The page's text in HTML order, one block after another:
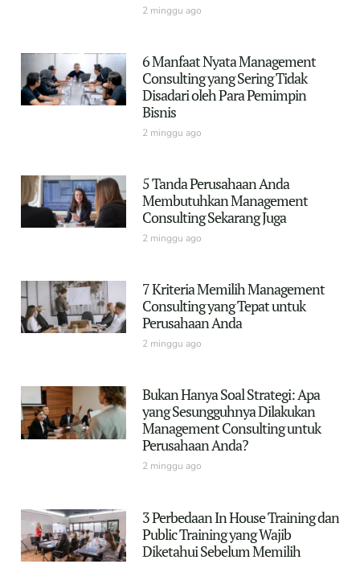
2 minggu ago
6 Manfaat Nyata Management
Consulting yang Sering Tidak
Disadari oleh Para Pemimpin
Bisnis
2 minggu ago
5 Tanda Perusahaan Anda
Membutuhkan Management
Consulting Sekarang Juga
2 minggu ago
7 Kriteria Memilih Management
Consulting yang Tepat untuk
Perusahaan Anda
2 minggu ago
Bukan Hanya Soal Strategi: Apa
yang Sesungguhnya Dilakukan
Management Consulting untuk
Perusahaan Anda?
2 minggu ago
3 Perbedaan In House Training dan
Public Training yang Wajib
Diketahui Sebelum Memilih